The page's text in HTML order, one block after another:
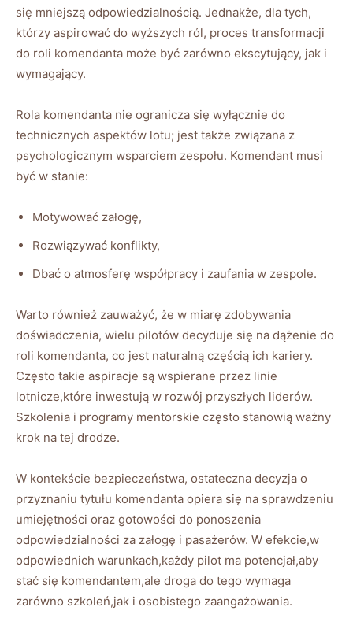
się mniejszą odpowiedzialnością. Jednakże, dla tych,
którzy aspirować do wyższych ról, proces transformacji
do roli komendanta może być zarówno ekscytujący, jak i
wymagający.
Rola komendanta nie ogranicza się wyłącznie do
technicznych aspektów lotu; jest także związana z
psychologicznym wsparciem zespołu. Komendant musi
być w stanie:
Motywować załogę,
Rozwiązywać konflikty,
Dbać o atmosferę współpracy i zaufania w zespole.
Warto również zauważyć, że w miarę zdobywania
doświadczenia, wielu pilotów decyduje się na dążenie do
roli komendanta, co jest naturalną częścią ich kariery.
Często takie aspiracje są wspierane przez linie
lotnicze,które inwestują w rozwój przyszłych liderów.
Szkolenia i programy mentorskie często stanowią ważny
krok na tej drodze.
W kontekście bezpieczeństwa, ostateczna decyzja o
przyznaniu tytułu komendanta opiera się na sprawdzeniu
umiejętności oraz gotowości do ponoszenia
odpowiedzialności za załogę i pasażerów. W efekcie,w
odpowiednich warunkach,każdy pilot ma potencjał,aby
stać się komendantem,ale droga do tego wymaga
zarówno szkoleń,jak i osobistego zaangażowania.